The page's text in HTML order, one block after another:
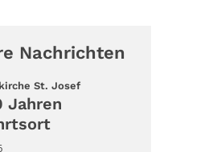
Nachrichten
St. Josef:
Jahren